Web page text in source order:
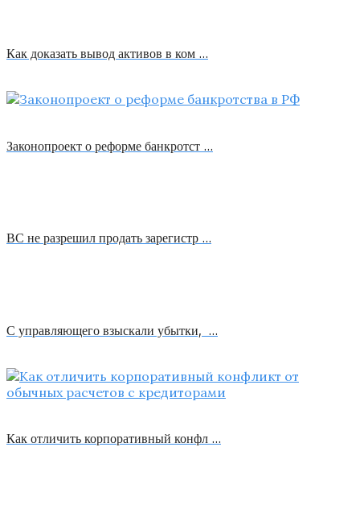
Как доказать вывод активов в ком …
Законопроект о реформе банкротст …
ВС не разрешил продать зарегистр …
С управляющего взыскали убытки, …
Как отличить корпоративный конфл …